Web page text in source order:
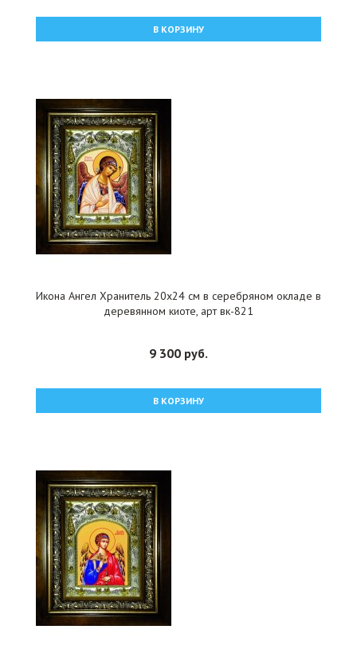
В КОРЗИНУ
Икона Ангел Хранитель 20x24 см в серебряном окладе в
деревянном киоте, арт вк-821
9 300 руб.
В КОРЗИНУ